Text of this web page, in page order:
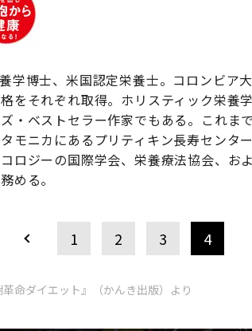
学博士、米国認定栄養士。コロンビア
をそれぞれ取得。ホリスティック栄養
・ベストセラー作家でもある。これま
モニカにあるプリティキン長寿センタ
ロジーの国際学会、栄養療法協会、お
める。
1 2 3 4
命ダイエット』（かんき出版）より